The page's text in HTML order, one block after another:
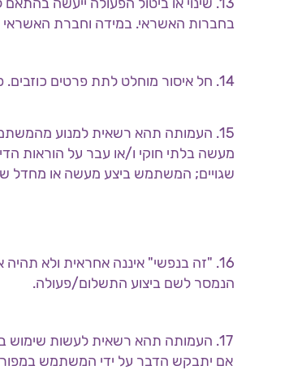
בחברות האשראי. במידה וחברת
14. חל איסור מוחלט לתת פרטים כוזבים. פעולה כזו תהיה עבירה פלילית ועשויה לגרור הליכים משפטיים כנגד המשתמש.
15. העמותה תהא רשאית למנוע
מעשה בלתי חוקי ו/או עבר על הוראות
שגויים; המשתמש ביצע מעשה או מחדל
16. "זה בנפשי" איננה אחראית ולא
הנמסר לשם ביצוע התשלום/פעולה.
17. העמותה תהא רשאית לעשות
אם יתבקש הדבר על ידי המשתמש